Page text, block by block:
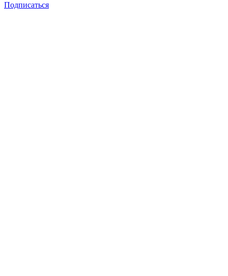
Подписаться